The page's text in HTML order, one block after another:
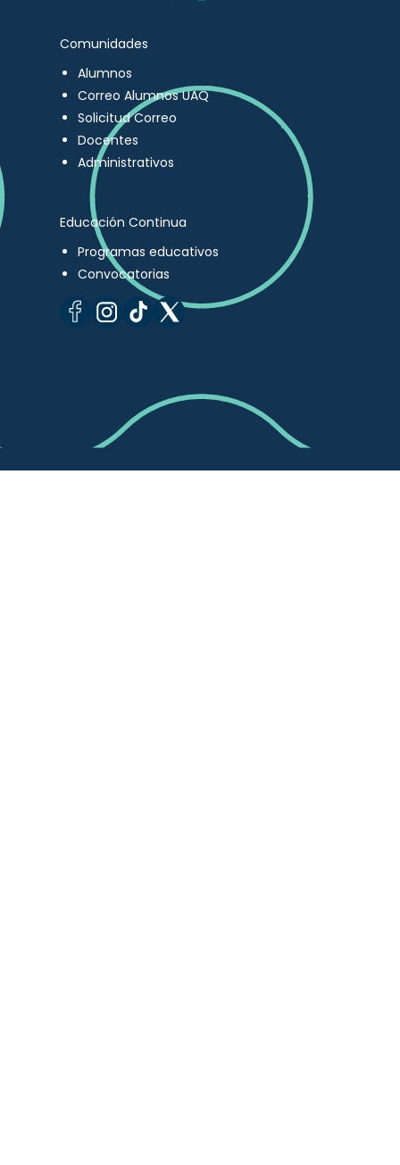
Comunidades
Alumnos
Correo Alumnos UAQ
Solicitud Correo
Docentes
Administrativos
Educación Continua
Programas educativos
Convocatorias